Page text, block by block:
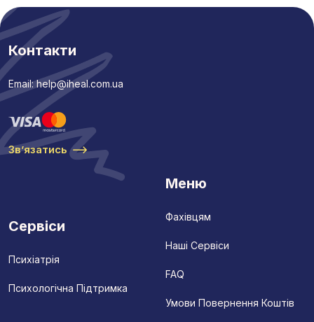
Контакти
Email: help@iheal.com.ua
Звʼязатись
Сервіси
Психіатрія
Психологічна Підтримка
Меню
Фахівцям
Наші Сервіси
FAQ
Умови Повернення Коштів